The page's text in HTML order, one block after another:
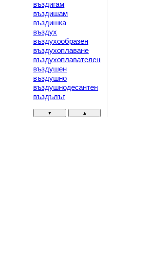
въздигам
въздишам
въздишка
въздух
въздухообразен
въздухоплаване
въздухоплавателен
въздушен
въздушно
въздушнодесантен
въздълъг
▼ ▲